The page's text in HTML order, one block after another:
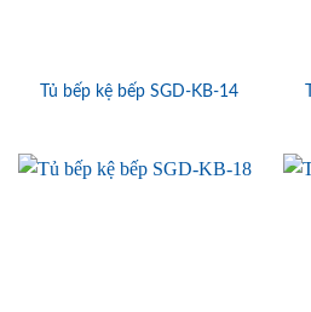
Tủ bếp kệ bếp SGD-KB-14